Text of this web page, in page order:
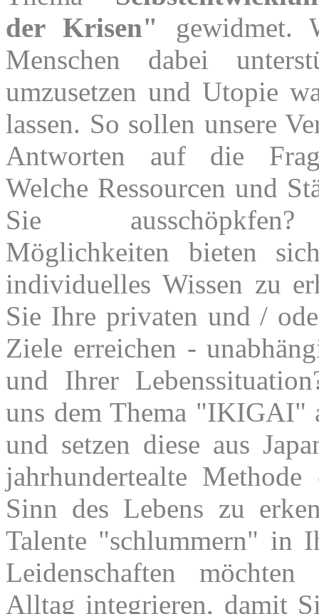
der Krisen" gewidmet.
Menschen dabei
umzusetzen und Utopie
lassen. So sollen unsere
Antworten auf die
Welche Ressourcen und
Sie
Möglichkeiten bieten
individuelles Wissen zu
Sie Ihre privaten und /
Ziele erreichen -
und Ihrer
uns dem Thema "IKIGAI"
und setzen diese aus
jahrhundertealte
Sinn des Lebens zu
Talente "schlummern" in
Leidenschaften
Alltag integrieren, damit